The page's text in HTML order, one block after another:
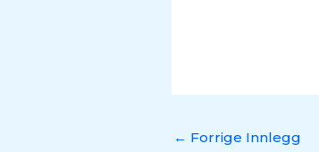
← Forrige Innlegg